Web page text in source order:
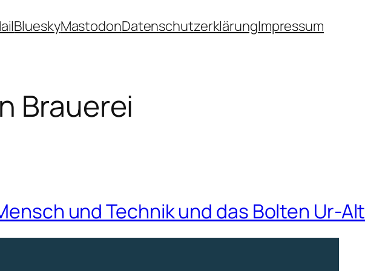
BlueskyMastodonDatenschutzerklärungImpressum
Brauerei
und Technik und das Bolten Ur-Alt